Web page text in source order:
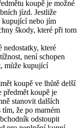
koupě je možné
jízd. Jestliže
kupující nebo jím
škody, které při tom
nedostatky, které
není schopen
může kupující
koupě ve lhůtě delší
předmět koupě je
stanovit dalších
tím, že po marném
odstoupit